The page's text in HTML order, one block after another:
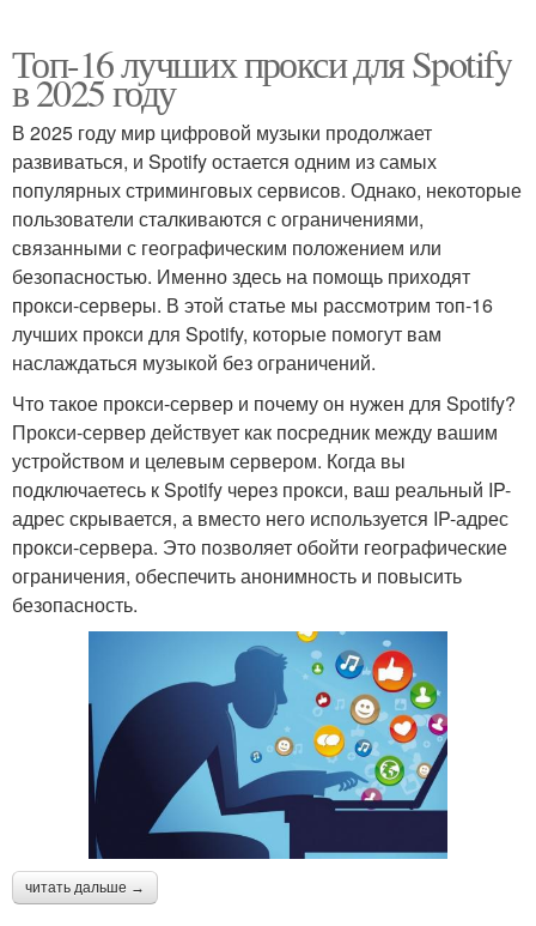
Топ-16 лучших прокси для Spotify
в 2025 году
В 2025 году мир цифровой музыки продолжает
развиваться, и Spotify остается одним из самых
популярных стриминговых сервисов. Однако, некоторые
пользователи сталкиваются с ограничениями,
связанными с географическим положением или
безопасностью. Именно здесь на помощь приходят
прокси-серверы. В этой статье мы рассмотрим топ-16
лучших прокси для Spotify, которые помогут вам
наслаждаться музыкой без ограничений.
Что такое прокси-сервер и почему он нужен для Spotify?
Прокси-сервер действует как посредник между вашим
устройством и целевым сервером. Когда вы
подключаетесь к Spotify через прокси, ваш реальный IP-
адрес скрывается, а вместо него используется IP-адрес
прокси-сервера. Это позволяет обойти географические
ограничения, обеспечить анонимность и повысить
безопасность.
читать дальше →